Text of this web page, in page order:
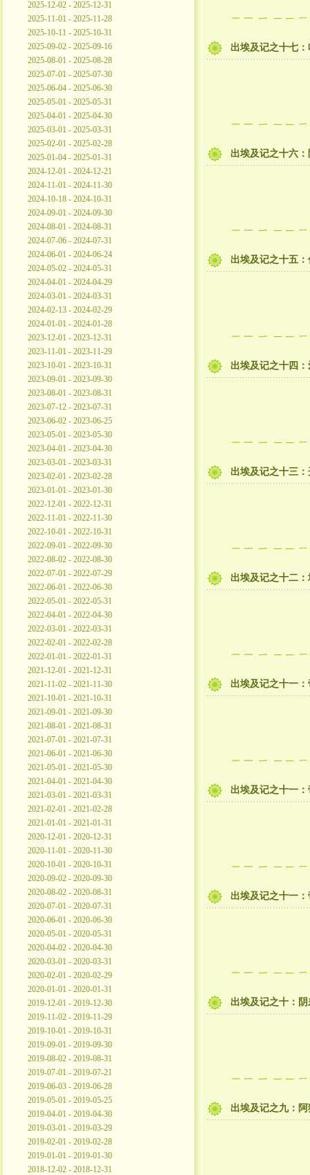
2025-12-02 - 2025-12-31
2025-11-01 - 2025-11-28
2025-10-11 - 2025-10-31
2025-09-02 - 2025-09-16
2025-08-01 - 2025-08-28
2025-07-01 - 2025-07-30
2025-06-04 - 2025-06-30
2025-05-01 - 2025-05-31
2025-04-01 - 2025-04-30
2025-03-01 - 2025-03-31
2025-02-01 - 2025-02-28
2025-01-04 - 2025-01-31
2024-12-01 - 2024-12-21
2024-11-01 - 2024-11-30
2024-10-18 - 2024-10-31
2024-09-01 - 2024-09-30
2024-08-01 - 2024-08-31
2024-07-06 - 2024-07-31
2024-06-01 - 2024-06-24
2024-05-02 - 2024-05-31
2024-04-01 - 2024-04-29
2024-03-01 - 2024-03-31
2024-02-13 - 2024-02-29
2024-01-01 - 2024-01-28
2023-12-01 - 2023-12-31
2023-11-01 - 2023-11-29
2023-10-01 - 2023-10-31
2023-09-01 - 2023-09-30
2023-08-01 - 2023-08-31
2023-07-12 - 2023-07-31
2023-06-02 - 2023-06-25
2023-05-01 - 2023-05-30
2023-04-01 - 2023-04-30
2023-03-01 - 2023-03-31
2023-02-01 - 2023-02-28
2023-01-01 - 2023-01-30
2022-12-01 - 2022-12-31
2022-11-01 - 2022-11-30
2022-10-01 - 2022-10-31
2022-09-01 - 2022-09-30
2022-08-02 - 2022-08-30
2022-07-01 - 2022-07-29
2022-06-01 - 2022-06-30
2022-05-01 - 2022-05-31
2022-04-01 - 2022-04-30
2022-03-01 - 2022-03-31
2022-02-01 - 2022-02-28
2022-01-01 - 2022-01-31
2021-12-01 - 2021-12-31
2021-11-02 - 2021-11-30
2021-10-01 - 2021-10-31
2021-09-01 - 2021-09-30
2021-08-01 - 2021-08-31
2021-07-01 - 2021-07-31
2021-06-01 - 2021-06-30
2021-05-01 - 2021-05-30
2021-04-01 - 2021-04-30
2021-03-01 - 2021-03-31
2021-02-01 - 2021-02-28
2021-01-01 - 2021-01-31
2020-12-01 - 2020-12-31
2020-11-01 - 2020-11-30
2020-10-01 - 2020-10-31
2020-09-02 - 2020-09-30
2020-08-02 - 2020-08-31
2020-07-01 - 2020-07-31
2020-06-01 - 2020-06-30
2020-05-01 - 2020-05-31
2020-04-02 - 2020-04-30
2020-03-01 - 2020-03-31
2020-02-01 - 2020-02-29
2020-01-01 - 2020-01-31
2019-12-01 - 2019-12-30
2019-11-02 - 2019-11-29
2019-10-01 - 2019-10-31
2019-09-01 - 2019-09-30
2019-08-02 - 2019-08-31
2019-07-01 - 2019-07-21
2019-06-03 - 2019-06-28
2019-05-01 - 2019-05-25
2019-04-01 - 2019-04-30
2019-03-01 - 2019-03-29
2019-02-01 - 2019-02-28
2019-01-01 - 2019-01-30
2018-12-02 - 2018-12-31
出埃及记之十七
出埃及记之十六
出埃及记之十五
出埃及记之十四
出埃及记之十三
出埃及记之十二
出埃及记之十一
出埃及记之十一
出埃及记之十一
出埃及记之十：
出埃及记之九：